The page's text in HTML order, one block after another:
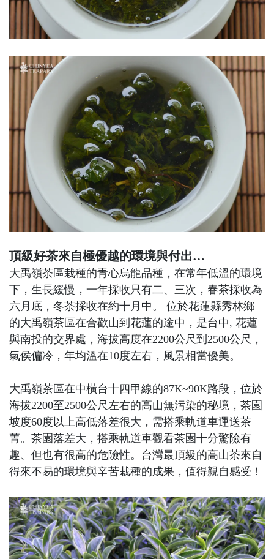
頂級好茶來自極優越的環境與付出…
大禹嶺茶區栽種的青心烏龍品種，在常年低溫的環境
下，生長緩慢，一年採收只有二、三次，春茶採收為
六月底，冬茶採收在約十月中。 位於花蓮縣秀林鄉
的大禹嶺茶區在合歡山到花蓮的途中，是台中, 花蓮
與南投的交界處，海拔高度在2200公尺到2500公尺，
氣侯偏冷，年均溫在10度左右，風景相當優美。
大禹嶺茶區在中橫台十四甲線的87K~90K路段，位於
海拔2200至2500公尺左右的高山無污染的秘境，茶園
坡度60度以上高低落差很大，需搭乘軌道車運送茶
菁。茶園落差大，搭乘軌道車觀看茶園十分驚險有
趣、但也有很高的危險性。台灣最頂級的高山茶來自
得來不易的環境與辛苦栽種的成果，值得親自感受！